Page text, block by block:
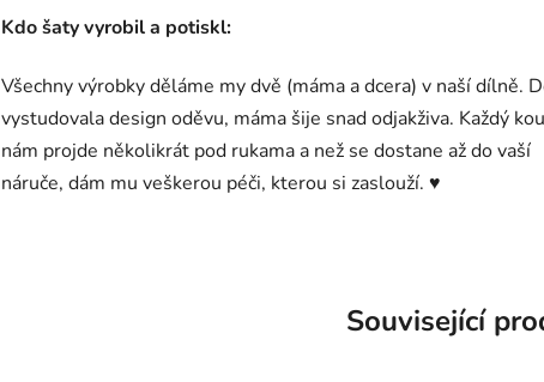
Kdo šaty vyrobil a potiskl:
Všechny výrobky děláme my dvě (máma a dcera) v naší dílně.
vystudovala design oděvu, máma šije snad odjakživa. Každý
nám projde několikrát pod rukama a než se dostane až do vaší
náruče, dám mu veškerou péči, kterou si zaslouží. ♥
Související